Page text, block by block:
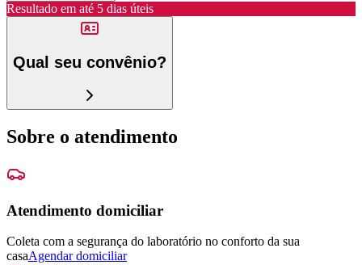
Resultado em até 5 dias úteis
Qual seu convênio?
Sobre o atendimento
Atendimento domiciliar
Coleta com a segurança do laboratório no conforto da sua
casaAgendar domiciliar